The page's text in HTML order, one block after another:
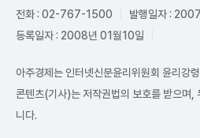
전화 : 02-767-1500
발행일자 :
등록일자 : 2008년 01월10일
아주경제는 인터넷신문윤리위원회 윤리강
콘텐츠(기사)는 저작권법의 보호를 받으며,
니다.